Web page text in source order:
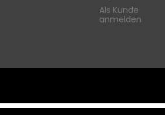
Als Kunde
anmelden